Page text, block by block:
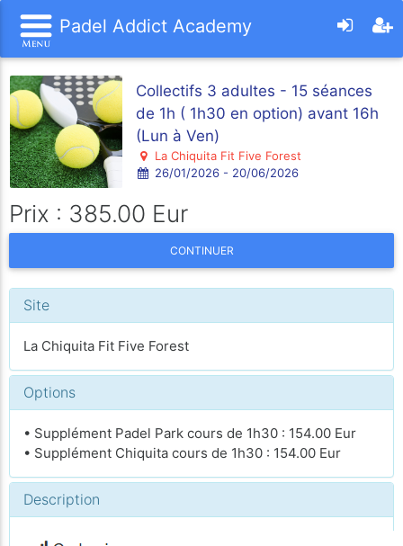
Padel Addict Academy
Collectifs 3 adultes - 15 séances
de 1h ( 1h30 en option) avant 16h
(Lun à Ven)
La Chiquita Fit Five Forest
26/01/2026 - 20/06/2026
Prix : 385.00 Eur
CONTINUER
Site
La Chiquita Fit Five Forest
Options
• Supplément Padel Park cours de 1h30 : 154.00 Eur
• Supplément Chiquita cours de 1h30 : 154.00 Eur
Description